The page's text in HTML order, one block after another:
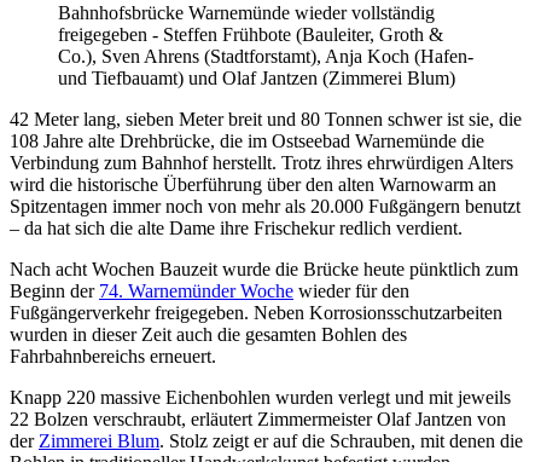
Bahnhofsbrücke Warnemünde wieder vollständig
freigegeben - Steffen Frühbote (Bauleiter, Groth &
Co.), Sven Ahrens (Stadtforstamt), Anja Koch (Hafen-
und Tiefbauamt) und Olaf Jantzen (Zimmerei Blum)
42 Meter lang, sieben Meter breit und 80 Tonnen schwer ist sie, die
108 Jahre alte Drehbrücke, die im Ostseebad Warnemünde die
Verbindung zum Bahnhof herstellt. Trotz ihres ehrwürdigen Alters
wird die historische Überführung über den alten Warnowarm an
Spitzentagen immer noch von mehr als 20.000 Fußgängern benutzt
– da hat sich die alte Dame ihre Frischekur redlich verdient.
Nach acht Wochen Bauzeit wurde die Brücke heute pünktlich zum
Beginn der 74. Warnemünder Woche wieder für den
Fußgängerverkehr freigegeben. Neben Korrosionsschutzarbeiten
wurden in dieser Zeit auch die gesamten Bohlen des
Fahrbahnbereichs erneuert.
Knapp 220 massive Eichenbohlen wurden verlegt und mit jeweils
22 Bolzen verschraubt, erläutert Zimmermeister Olaf Jantzen von
der Zimmerei Blum. Stolz zeigt er auf die Schrauben, mit denen die